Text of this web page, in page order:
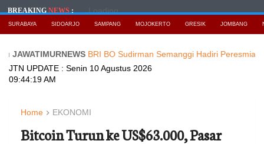
BREAKINGNEWS: Loading...
SURABAYA SIDOARJO SAMPANG MOJOKERTO GRESIK JOMBANG
BRI BO Sudirman Semanggi Hadiri Peresmian
JTN UPDATE : Senin 10 Agustus 2026
09:44:21 AM
Home EKONOMI
Bitcoin Turun ke US$63.000, Pasar